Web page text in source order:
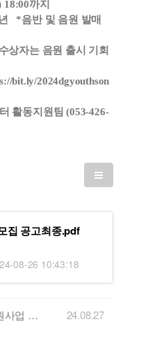
까지
*음반 및 음원 발매
상자는 음원 출시 기회
bit.ly/2024dgyouthson
활동지원팀 (053-426-
집 공고최종.pdf
08-26 10:43:18
2024 공연 지원사업 참여 뮤지션 모집 공고 (연합공연 ‘강원×인천’) 24.08.27